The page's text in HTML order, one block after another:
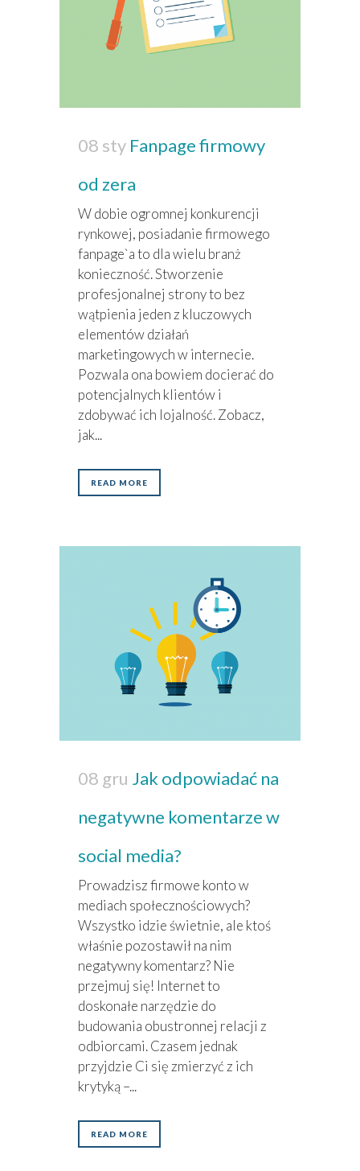
08 sty Fanpage firmowy
od zera
W dobie ogromnej konkurencji
rynkowej, posiadanie firmowego
fanpage`a to dla wielu branż
konieczność. Stworzenie
profesjonalnej strony to bez
wątpienia jeden z kluczowych
elementów działań
marketingowych w internecie.
Pozwala ona bowiem docierać do
potencjalnych klientów i
zdobywać ich lojalność. Zobacz,
jak...
READ MORE
08 gru Jak odpowiadać na
negatywne komentarze w
social media?
Prowadzisz firmowe konto w
mediach społecznościowych?
Wszystko idzie świetnie, ale ktoś
właśnie pozostawił na nim
negatywny komentarz? Nie
przejmuj się! Internet to
doskonałe narzędzie do
budowania obustronnej relacji z
odbiorcami. Czasem jednak
przyjdzie Ci się zmierzyć z ich
krytyką –...
READ MORE